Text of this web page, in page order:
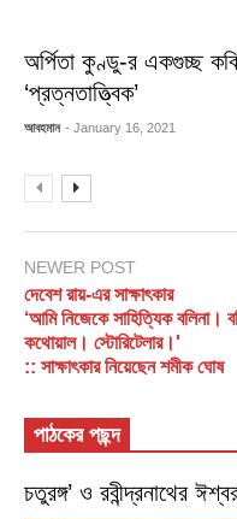
অর্পিতা কুণ্ডু-র একগুচ্ছ
‘প্রত্নতাত্ত্বিক’
আবহমান - January 16, 2021
NEWER POST
দেবেশ রায়-এর সাক্ষাৎকার
‘আমি নিজেকে সাহিত্যিক বলিনা।
কথোয়াল। স্টোরিটেলার।'
:: সাক্ষাৎকার নিয়েছেন শমীক ঘোষ
পাঠকের পছন্দ
চতুরঙ্গ’ ও রবীন্দ্রনাথের